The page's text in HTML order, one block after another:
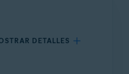
DETALLES